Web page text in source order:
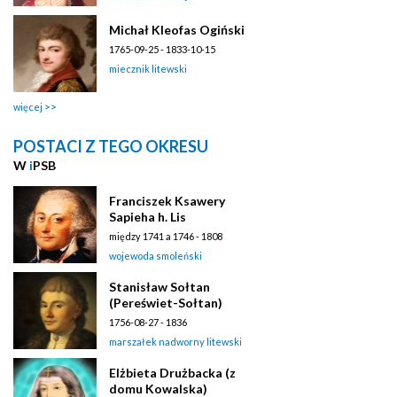
Michał Kleofas Ogiński
1765-09-25 - 1833-10-15
miecznik litewski
więcej
POSTACI Z TEGO OKRESU
W iPSB
Franciszek Ksawery
Sapieha h. Lis
między 1741 a 1746 - 1808
wojewoda smoleński
Stanisław Sołtan
(Pereświet-Sołtan)
1756-08-27 - 1836
marszałek nadworny litewski
Elżbieta Drużbacka (z
domu Kowalska)